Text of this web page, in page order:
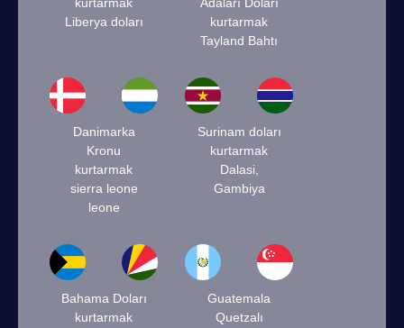
Liberya doları
kurtarmak
Tayland Bahtı
Danimarka
Kronu
kurtarmak
sierra leone
leone
Surinam doları
kurtarmak
Dalasi,
Gambiya
Bahama Doları
kurtarmak
Guatemala
Quetzalı